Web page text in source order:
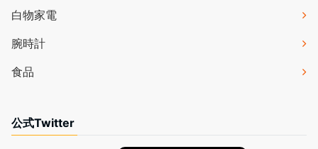
白物家電
腕時計
食品
公式Twitter